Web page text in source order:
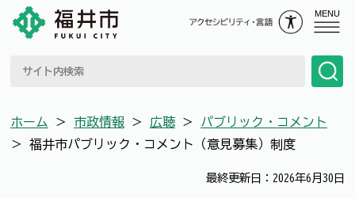
MENU
ホーム ＞ 市政情報 ＞ 広聴 ＞
パブリック・コメント
＞ 福井市パブリック・コメント（意見募集）制度
最終更新日：2026年6月30日